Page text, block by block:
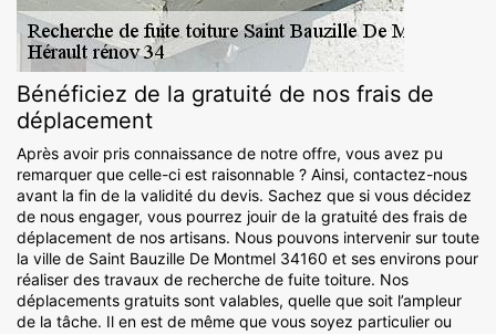
Bénéficiez de la gratuité de nos frais de
déplacement
Après avoir pris connaissance de notre offre, vous avez pu
remarquer que celle-ci est raisonnable ? Ainsi, contactez-nous
avant la fin de la validité du devis. Sachez que si vous décidez
de nous engager, vous pourrez jouir de la gratuité des frais de
déplacement de nos artisans. Nous pouvons intervenir sur toute
la ville de Saint Bauzille De Montmel 34160 et ses environs pour
réaliser des travaux de recherche de fuite toiture. Nos
déplacements gratuits sont valables, quelle que soit l’ampleur
de la tâche. Il en est de même que vous soyez particulier ou